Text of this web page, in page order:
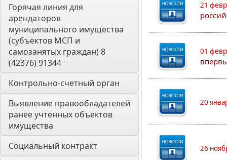
Горячая линия для
арендаторов
муниципального имущества
(субъектов МСП и
самозанятых граждан) 8
(42376) 91344
Контрольно-счетный орган
Выявление правообладателей
ранее учтенных объектов
имущества
Социальный контракт
21
01
20
26